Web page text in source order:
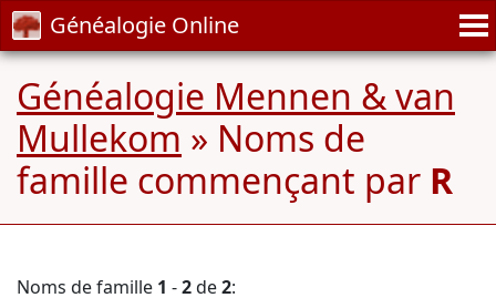
Généalogie Online
Généalogie Mennen & van
Mullekom » Noms de
famille commençant par R
Noms de famille 1 -2de2: